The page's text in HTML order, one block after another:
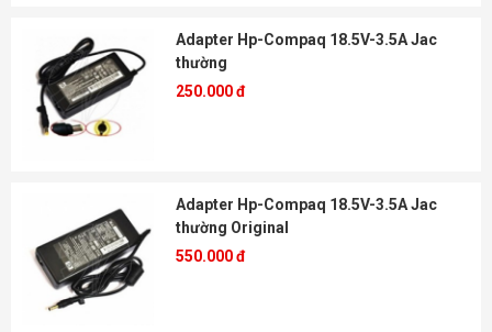
Adapter Hp-Compaq 18.5V-3.5A Jac
thường
250.000 đ
Adapter Hp-Compaq 18.5V-3.5A Jac
thường Original
550.000 đ